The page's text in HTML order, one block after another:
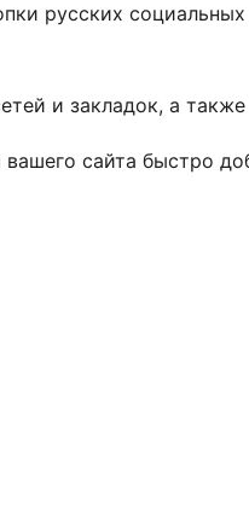
русских
и закладок, а
сайта быстро